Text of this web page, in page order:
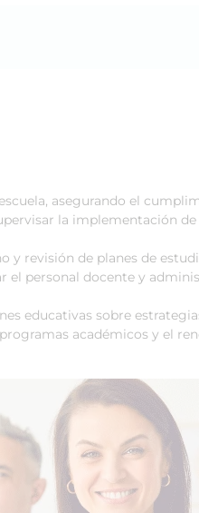
asegurando el
la implementación
y revisión de planes de
el personal docente y
educativas sobre
académicos y el